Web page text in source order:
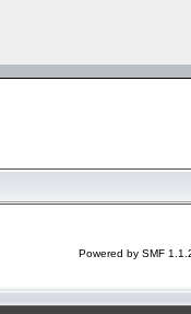
Powered by SMF